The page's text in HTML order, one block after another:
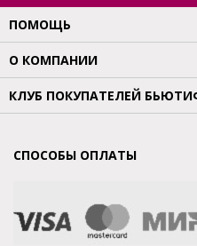
ПОМОЩЬ
О КОМПАНИИ
КЛУБ ПОКУПАТЕЛЕЙ
СПОСОБЫ ОПЛАТЫ